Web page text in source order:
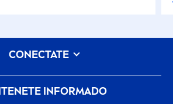
INFORMADO
CONECTATE